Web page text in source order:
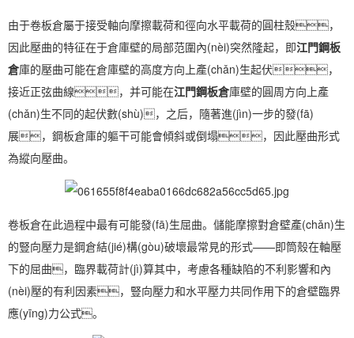
由于卷板倉屬于接受軸向摩擦載荷和徑向水平載荷的圓柱殼，
因此壓曲的特征在于倉庫壁的局部范圍內(nèi)突然隆起，即江門鋼板
倉庫的壓曲可能在倉庫壁的高度方向上產(chǎn)生起伏，
接近正弦曲線，并可能在江門鋼板倉庫壁的圓周方向上產
(chǎn)生不同的起伏數(shù)，之后，隨著進(jìn)一步的發(fā)
展，鋼板倉庫的軀干可能會傾斜或倒塌，因此壓曲形式
為縱向壓曲。
卷板倉在此過程中最有可能發(fā)生屈曲。儲能摩擦對倉壁產(chǎn)生
的豎向壓力是鋼倉結(jié)構(gòu)破壞最常見的形式——即筒殼在軸壓
下的屈曲，臨界載荷計(jì)算其中，考慮各種缺陷的不利影響和內
(nèi)壓的有利因素，豎向壓力和水平壓力共同作用下的倉壁臨界
應(yīng)力公式。